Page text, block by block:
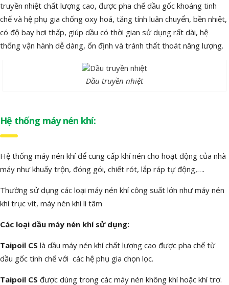
truyền nhiệt chất lượng cao, được pha chế dầu gốc khoáng tinh
chế và hệ phụ gia chống oxy hoá, tăng tính luân chuyển, bền nhiệt,
có độ bay hơi thấp, giúp dầu có thời gian sử dụng rất dài, hệ
thống vận hành dễ dàng, ổn định và tránh thất thoát năng lượng.
Dầu truyền nhiệt
Hệ thống máy nén khí:
Hệ thống máy nén khí để cung cấp khí nén cho hoạt động của nhà
máy như khuấy trộn, đóng gói, chiết rót, lắp ráp tự động,….
Thường sử dụng các loại máy nén khí công suất lớn như máy nén
khí trục vít, máy nén khí li tâm
Các loại dầu máy nén khí sử dụng:
Taipoil CS là dầu máy nén khí chất lượng cao được pha chế từ
dầu gốc tinh chế với các hệ phụ gia chọn lọc.
Taipoil CS được dùng trong các máy nén không khí hoặc khí trơ.